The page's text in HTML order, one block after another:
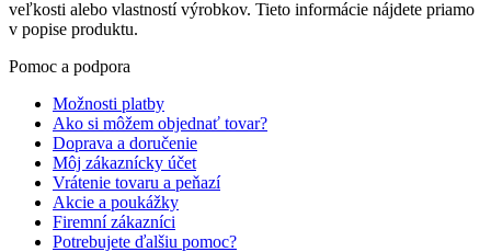
veľkosti alebo vlastností výrobkov. Tieto informácie nájdete priamo
v popise produktu.
Pomoc a podpora
Možnosti platby
Ako si môžem objednať tovar?
Doprava a doručenie
Môj zákaznícky účet
Vrátenie tovaru a peňazí
Akcie a poukážky
Firemní zákazníci
Potrebujete ďalšiu pomoc?